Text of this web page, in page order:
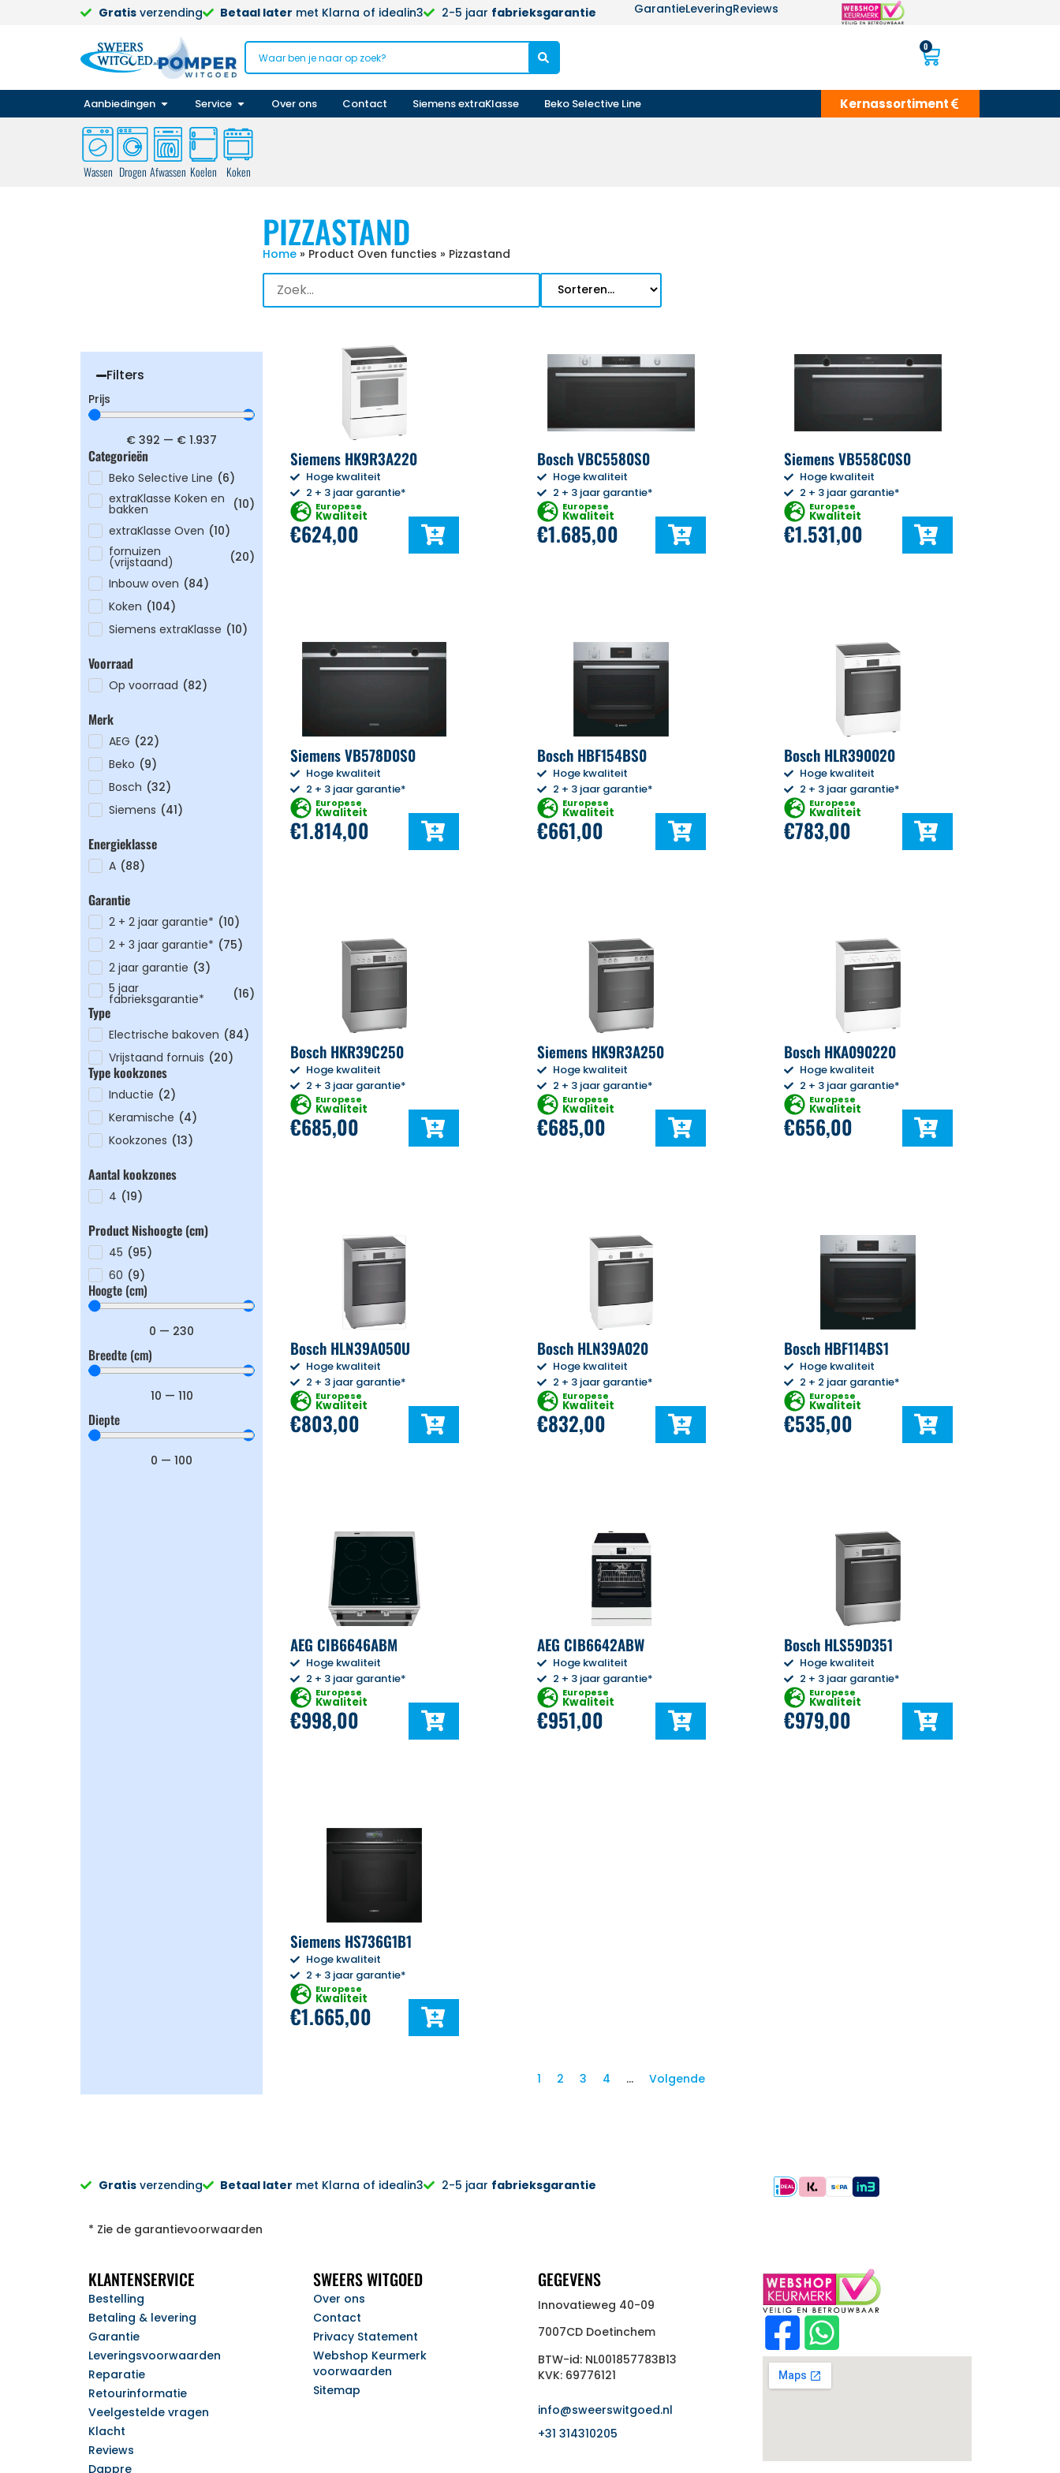
Gratisverzending Betaal later met Klarna of idealin3 2-5 jaar fabrieksgarantie GarantieLeveringReviews
0
Aanbiedingen Service Over ons Contact Siemens extraKlasse Beko Selective Line Kernassortiment
Wassen Drogen Afwassen Koelen Koken
Filters
Prijs
€ 392 — € 1.937
Categorieën
Beko Selective Line (6)
extraKlasse Koken en
bakken (10)
extraKlasse Oven (10)
fornuizen
(vrijstaand) (20)
Inbouw oven (84)
Koken (104)
Siemens extraKlasse (10)
Voorraad
Op voorraad (82)
Merk
AEG (22)
Beko (9)
Bosch (32)
Siemens (41)
Energieklasse
A (88)
Garantie
2 + 2 jaar garantie* (10)
2 + 3 jaar garantie* (75)
2 jaar garantie (3)
5 jaar
fabrieksgarantie* (16)
Type
Electrische bakoven (84)
Vrijstaand fornuis (20)
Type kookzones
Inductie (2)
Keramische (4)
Kookzones (13)
Aantal kookzones
4 (19)
Product Nishoogte (cm)
45 (95)
60 (9)
Hoogte (cm)
0 — 230
Breedte (cm)
10 — 110
Diepte
0 —100
PIZZASTAND
Home » Product Oven functies » Pizzastand
Siemens HK9R3A220
Hoge kwaliteit
2 + 3 jaar garantie*
Europese
Kwaliteit
€624,00
Bosch VBC5580S0
Hoge kwaliteit
2 + 3 jaar garantie*
Europese
Kwaliteit
€1.685,00
Siemens VB558C0S0
Hoge kwaliteit
2 + 3 jaar garantie*
Europese
Kwaliteit
€1.531,00
Siemens VB578D0S0
Hoge kwaliteit
2 + 3 jaar garantie*
Europese
Kwaliteit
€1.814,00
Bosch HBF154BS0
Hoge kwaliteit
2 + 3 jaar garantie*
Europese
Kwaliteit
€661,00
Bosch HLR390020
Hoge kwaliteit
2 + 3 jaar garantie*
Europese
Kwaliteit
€783,00
Bosch HKR39C250
Hoge kwaliteit
2 + 3 jaar garantie*
Europese
Kwaliteit
€685,00
Siemens HK9R3A250
Hoge kwaliteit
2 + 3 jaar garantie*
Europese
Kwaliteit
€685,00
Bosch HKA090220
Hoge kwaliteit
2 + 3 jaar garantie*
Europese
Kwaliteit
€656,00
Bosch HLN39A050U
Hoge kwaliteit
2 + 3 jaar garantie*
Europese
Kwaliteit
€803,00
Bosch HLN39A020
Hoge kwaliteit
2 + 3 jaar garantie*
Europese
Kwaliteit
€832,00
Bosch HBF114BS1
Hoge kwaliteit
2 + 2 jaar garantie*
Europese
Kwaliteit
€535,00
AEG CIB6646ABM
Hoge kwaliteit
2 + 3 jaar garantie*
Europese
Kwaliteit
€998,00
AEG CIB6642ABW
Hoge kwaliteit
2 + 3 jaar garantie*
Europese
Kwaliteit
€951,00
Bosch HLS59D351
Hoge kwaliteit
2 + 3 jaar garantie*
Europese
Kwaliteit
€979,00
Siemens HS736G1B1
Hoge kwaliteit
2 + 3 jaar garantie*
Europese
Kwaliteit
€1.665,00
1 2 3 4 … Volgende
Gratisverzending Betaal later met Klarna of idealin3 2-5 jaar fabrieksgarantie
* Zie de garantievoorwaarden
KLANTENSERVICE
Bestelling
Betaling & levering
Garantie
Leveringsvoorwaarden
Reparatie
Retourinformatie
Veelgestelde vragen
Klacht
Reviews
Dappre
SWEERS WITGOED
Over ons
Contact
Privacy Statement
Webshop Keurmerk
voorwaarden
Sitemap
GEGEVENS
Innovatieweg 40-09
7007CD Doetinchem
BTW-id: NL001857783B13
KVK: 69776121
info@sweerswitgoed.nl
+31 314310205